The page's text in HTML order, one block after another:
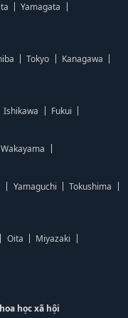
Yamagata
Tokyo
Kanagawa
Ishikawa
Fukui
Wakayama
Yamaguchi
Tokushima
Oita
Miyazaki
học xã hội